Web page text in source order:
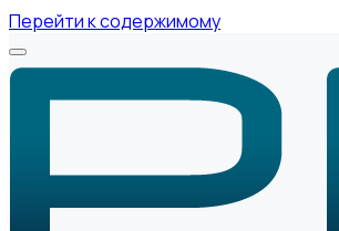
Перейти к содержимому